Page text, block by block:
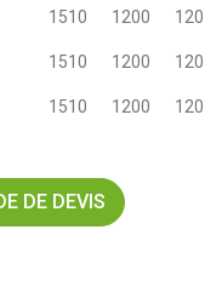
1510 1200 1200
1510 1200 1200
1510 1200 1200
DE DEVIS